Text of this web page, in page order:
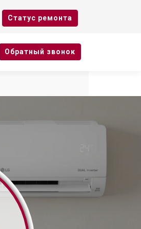
Cтатус ремонта
Oбратный звонок